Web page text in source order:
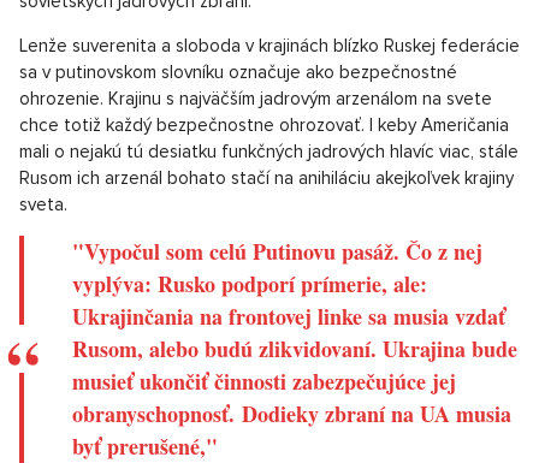
Lenže suverenita a sloboda v krajinách blízko Ruskej federácie
sa v putinovskom slovníku označuje ako bezpečnostné
ohrozenie. Krajinu s najväčším jadrovým arzenálom na svete
chce totiž každý bezpečnostne ohrozovať. I keby Američania
mali o nejakú tú desiatku funkčných jadrových hlavíc viac, stále
Rusom ich arzenál bohato stačí na anihiláciu akejkoľvek krajiny
sveta.
"Vypočul som celú Putinovu pasáž. Čo z nej
vyplýva: Rusko podporí prímerie, ale:
Ukrajinčania na frontovej linke sa musia vzdať
Rusom, alebo budú zlikvidovaní. Ukrajina bude
musieť ukončiť činnosti zabezpečujúce jej
obranyschopnosť. Dodieky zbraní na UA musia
byť prerušené,"